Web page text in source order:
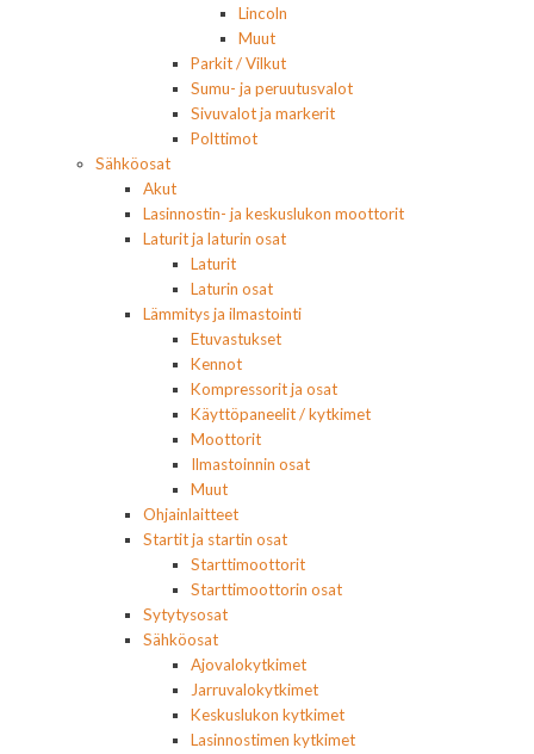
Lincoln
Muut
Parkit / Vilkut
Sumu- ja peruutusvalot
Sivuvalot ja markerit
Polttimot
Sähköosat
Akut
Lasinnostin- ja keskuslukon moottorit
Laturit ja laturin osat
Laturit
Laturin osat
Lämmitys ja ilmastointi
Etuvastukset
Kennot
Kompressorit ja osat
Käyttöpaneelit / kytkimet
Moottorit
Ilmastoinnin osat
Muut
Ohjainlaitteet
Startit ja startin osat
Starttimoottorit
Starttimoottorin osat
Sytytysosat
Sähköosat
Ajovalokytkimet
Jarruvalokytkimet
Keskuslukon kytkimet
Lasinnostimen kytkimet